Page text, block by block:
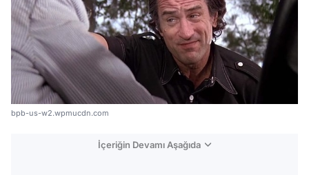
bpb-us-w2.wpmucdn.com
İçeriğin Devamı Aşağıda